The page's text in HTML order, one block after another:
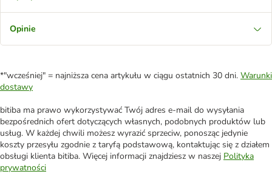
Opinie
*"wcześniej" = najniższa cena artykułu w ciągu ostatnich 30 dni. Warunki
dostawy
bitiba ma prawo wykorzystywać Twój adres e-mail do wysyłania
bezpośrednich ofert dotyczących własnych, podobnych produktów lub
usług. W każdej chwili możesz wyrazić sprzeciw, ponosząc jedynie
koszty przesyłu zgodnie z taryfą podstawową, kontaktując się z działem
obsługi klienta bitiba. Więcej informacji znajdziesz w naszej Polityka
prywatności